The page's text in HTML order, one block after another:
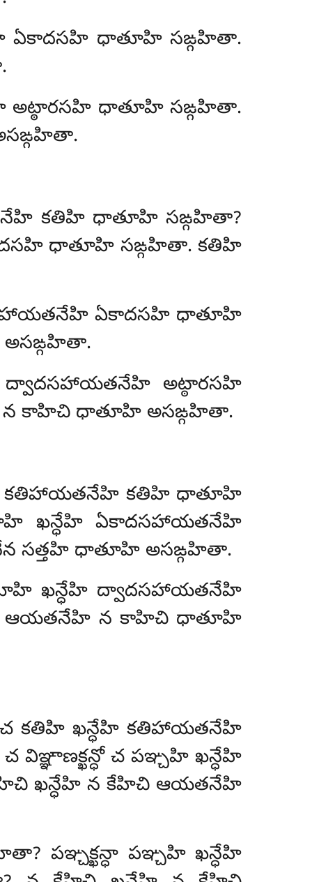
ఏకాదసహి ధాతూహి సఙ్గహితా.
అట్ఠారసహి ధాతూహి సఙ్గహితా.
కతిహి ధాతూహి సఙ్గహితా?
ధాతూహి సఙ్గహితా. కతిహి
ఏకాదసహి ధాతూహి
ద్వాదసహాయతనేహి అట్ఠారసహి
న కాహిచి ధాతూహి అసఙ్గహితా.
కతిహాయతనేహి కతిహి ధాతూహి
ఖన్ధేహి ఏకాదసహాయతనేహి
సత్తహి ధాతూహి అసఙ్గహితా.
చతూహి ఖన్ధేహి ద్వాదసహాయతనేహి
ఆయతనేహి న కాహిచి ధాతూహి
చ కతిహి ఖన్ధేహి కతిహాయతనేహి
చ విఞ్ఞాణక్ఖన్ధో చ పఞ్చహి ఖన్ధేహి
ఖన్ధేహి న కేహిచి ఆయతనేహి
పఞ్చక్ఖన్ధా పఞ్చహి ఖన్ధేహి